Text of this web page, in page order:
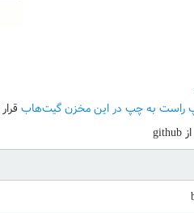
راست به چپ در این مخزن گیت‌هاب